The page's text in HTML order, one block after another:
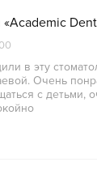
«Academic
в эту
Очень
с детьми,